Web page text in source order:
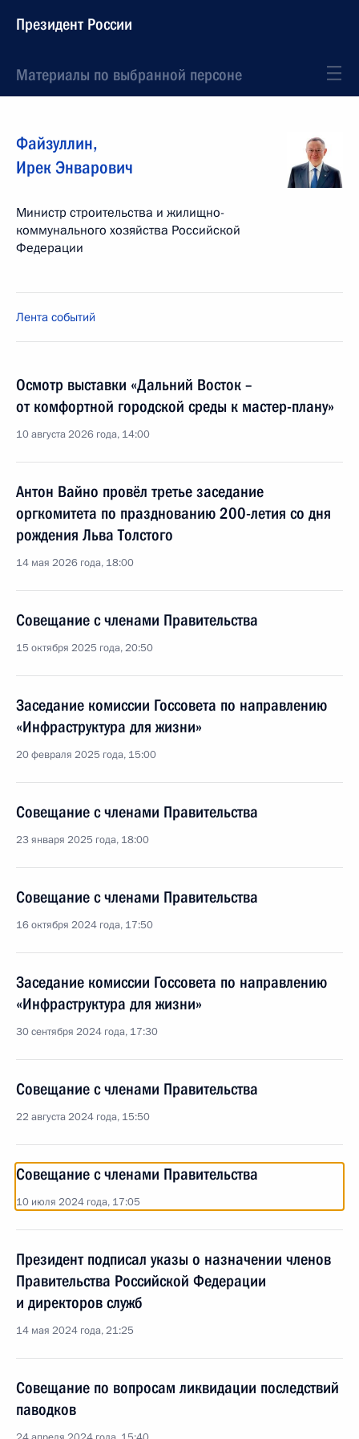
Президент России
Материалы по выбранной персоне
Файзуллин,
Ирек Энварович
Министр строительства и жилищно-
коммунального хозяйства Российской
Федерации
Лента событий
Осмотр выставки «Дальний Восток –
от комфортной городской среды к мастер-плану»
10 августа 2026 года, 14:00
Антон Вайно провёл третье заседание
оргкомитета по празднованию 200-летия со дня
рождения Льва Толстого
14 мая 2026 года, 18:00
Совещание с членами Правительства
15 октября 2025 года, 20:50
Заседание комиссии Госсовета по направлению
«Инфраструктура для жизни»
20 февраля 2025 года, 15:00
Совещание с членами Правительства
23 января 2025 года, 18:00
Совещание с членами Правительства
16 октября 2024 года, 17:50
Заседание комиссии Госсовета по направлению
«Инфраструктура для жизни»
30 сентября 2024 года, 17:30
Совещание с членами Правительства
22 августа 2024 года, 15:50
Совещание с членами Правительства
10 июля 2024 года, 17:05
Президент подписал указы о назначении членов
Правительства Российской Федерации
и директоров служб
14 мая 2024 года, 21:25
Совещание по вопросам ликвидации последствий
паводков